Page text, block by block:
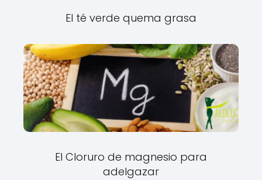
El té verde quema grasa
El Cloruro de magnesio para
adelgazar